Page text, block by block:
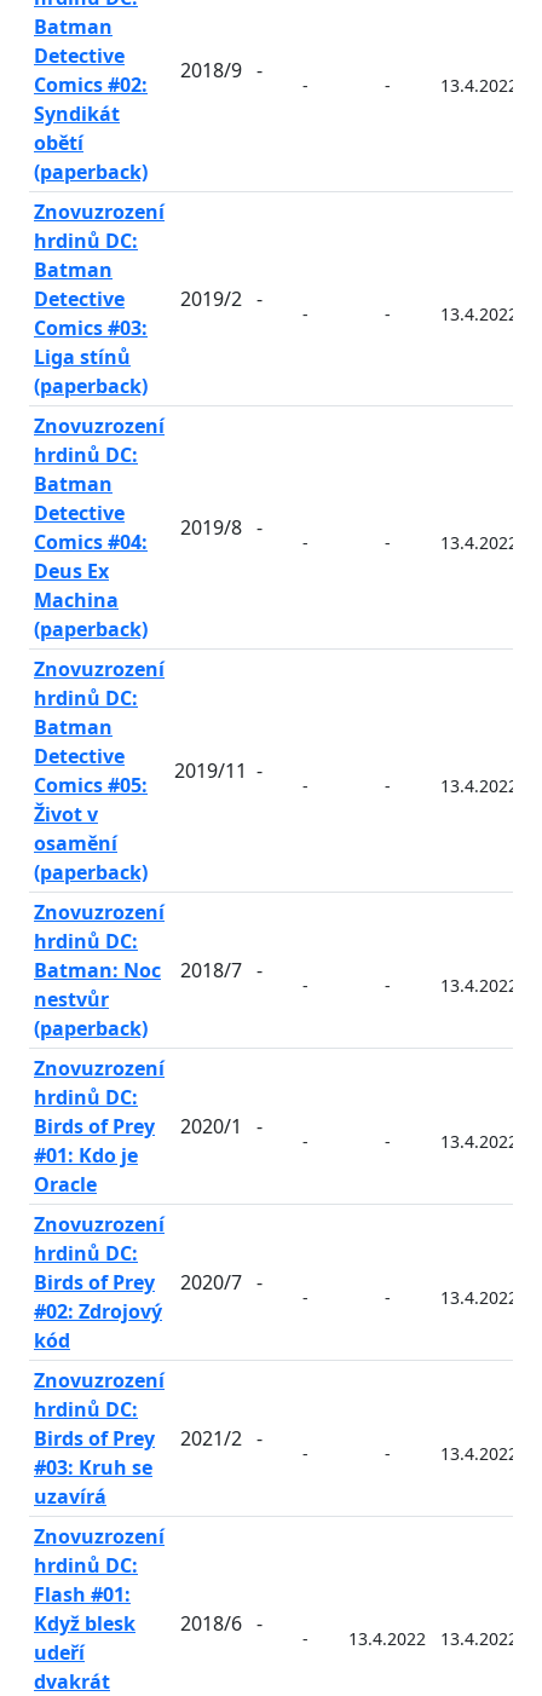
Batman
Detective
Comics #02:
Syndikát
obětí
(paperback)
2018/9 -
- - 13.4.2022
Znovuzrození
hrdinů DC:
Batman
Detective
Comics #03:
Liga stínů
(paperback)
2019/2 -
- - 13.4.2022
Znovuzrození
hrdinů DC:
Batman
Detective
Comics #04:
Deus Ex
Machina
(paperback)
2019/8 -
- - 13.4.2022
Znovuzrození
hrdinů DC:
Batman
Detective
Comics #05:
Život v
osamění
(paperback)
2019/11 -
- - 13.4.2022
Znovuzrození
hrdinů DC:
Batman: Noc
nestvůr
(paperback)
2018/7 -
- - 13.4.2022
Znovuzrození
hrdinů DC:
Birds of Prey
#01: Kdo je
Oracle
2020/1 -
- - 13.4.2022
Znovuzrození
hrdinů DC:
Birds of Prey
#02: Zdrojový
kód
2020/7 -
- - 13.4.2022
Znovuzrození
hrdinů DC:
Birds of Prey
#03: Kruh se
uzavírá
2021/2 -
- - 13.4.2022
Znovuzrození
hrdinů DC:
Flash #01:
Když blesk
udeří
dvakrát
2018/6 -
- 13.4.2022 13.4.2022